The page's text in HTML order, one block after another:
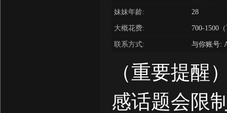
妹妹年龄: 28
大概花费: 700-1500
联系方式: 与你账号:
（重要提醒
感话题会限